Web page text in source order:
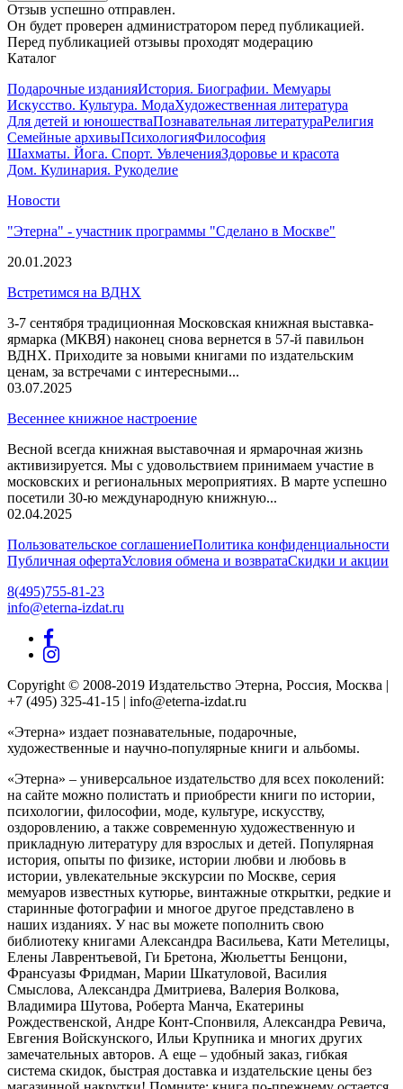
Отзыв успешно отправлен.
Он будет проверен администратором перед публикацией.
Перед публикацией отзывы проходят модерацию
Каталог
Подарочные изданияИстория. Биографии. Мемуары
Искусство. Культура. МодаХудожественная литература
Для детей и юношестваПознавательная литератураРелигия
Семейные архивыПсихологияФилософия
Шахматы. Йога. Спорт. УвлеченияЗдоровье и красота
Дом. Кулинария. Рукоделие
Новости
"Этерна" - участник программы "Сделано в Москве"
20.01.2023
Встретимся на ВДНХ
3-7 сентября традиционная Московская книжная выставка-
ярмарка (МКВЯ) наконец снова вернется в 57-й павильон
ВДНХ. Приходите за новыми книгами по издательским
ценам, за встречами с интересными...
03.07.2025
Весеннее книжное настроение
Весной всегда книжная выставочная и ярмарочная жизнь
активизируется. Мы с удовольствием принимаем участие в
московских и региональных мероприятиях. В марте успешно
посетили 30-ю международную книжную...
02.04.2025
Пользовательское соглашениеПолитика конфиденциальности
Публичная офертаУсловия обмена и возвратаСкидки и акции
8(495)755-81-23
info@eterna-izdat.ru
Copyright © 2008-2019 Издательство Этерна, Россия, Москва |
+7 (495) 325-41-15 | info@eterna-izdat.ru
«Этерна» издает познавательные, подарочные,
художественные и научно-популярные книги и альбомы.
«Этерна» – универсальное издательство для всех поколений:
на сайте можно полистать и приобрести книги по истории,
психологии, философии, моде, культуре, искусству,
оздоровлению, а также современную художественную и
прикладную литературу для взрослых и детей. Популярная
история, опыты по физике, истории любви и любовь в
истории, увлекательные экскурсии по Москве, серия
мемуаров известных кутюрье, винтажные открытки, редкие и
старинные фотографии и многое другое представлено в
наших изданиях. У нас вы можете пополнить свою
библиотеку книгами Александра Васильева, Кати Метелицы,
Елены Лаврентьевой, Ги Бретона, Жюльетты Бенцони,
Франсуазы Фридман, Марии Шкатуловой, Василия
Смыслова, Александра Дмитриева, Валерия Волкова,
Владимира Шутова, Роберта Манча, Екатерины
Рождественской, Андре Конт-Спонвиля, Александра Ревича,
Евгения Войскунского, Ильи Крупника и многих других
замечательных авторов. А еще – удобный заказ, гибкая
система скидок, быстрая доставка и издательские цены без